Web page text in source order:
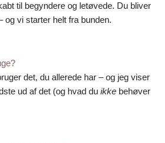
til begyndere og letøvede. Du bliver
og vi starter helt fra bunden.
det, du allerede har – og jeg viser
ud af det (og hvad du ikke behøver